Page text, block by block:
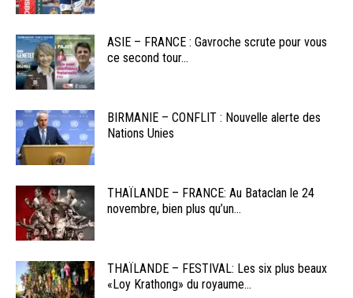
ASIE – FRANCE : Gavroche scrute pour vous
ce second tour...
BIRMANIE – CONFLIT : Nouvelle alerte des
Nations Unies
THAÏLANDE – FRANCE: Au Bataclan le 24
novembre, bien plus qu’un...
THAÏLANDE – FESTIVAL: Les six plus beaux
«Loy Krathong» du royaume...